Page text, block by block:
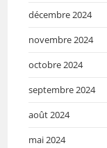
décembre 2024
novembre 2024
octobre 2024
septembre 2024
août 2024
mai 2024